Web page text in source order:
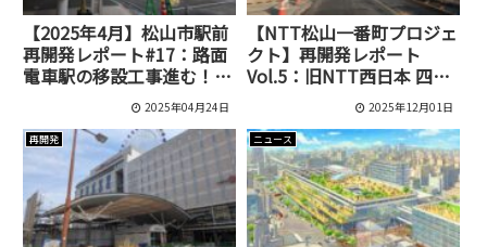
【2025年4月】松山市駅前
再開発レポート#17：路面
電車駅の移設工事進む！駅
前広場・花園通りの最新状
2025年04月24日
【NTT松山一番町プロジェ
クト】再開発レポート
Vol.5：旧NTT西日本 四国
支店の建物が姿を消す
2025年12月01日
再開発 ニュース